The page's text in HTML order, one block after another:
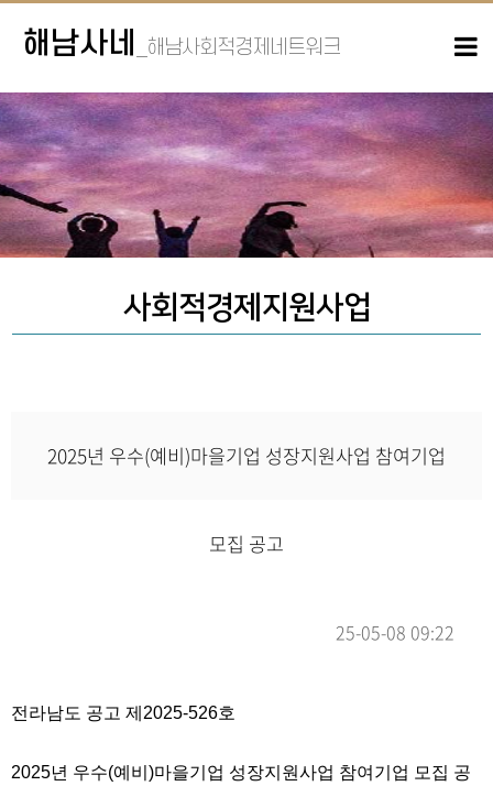
해남사네 _해남사회적경제네트워크
사회적경제지원사업
2025년 우수(예비)마을기업 성장지원사업 참여기업
모집 공고
25-05-08 09:22
전라남도 공고 제2025-526호
2025년 우수(예비)마을기업 성장지원사업 참여기업 모집 공